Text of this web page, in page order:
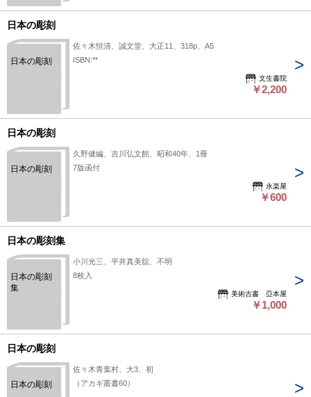
日本の彫刻
日本の彫刻
佐々木恒清、誠文堂、大正11、318p、A5
ISBN:**
文生書院
￥2,200
日本の彫刻
日本の彫刻
久野健編、吉川弘文館、昭和40年、1冊
7版函付
永楽屋
￥600
日本の彫刻集
日本の彫刻
集
小川光三、平井真美舘、不明
8枚入
美術古書 亞本屋
￥1,000
日本の彫刻
日本の彫刻
佐々木青葉村、大3、初
（アカギ叢書60）